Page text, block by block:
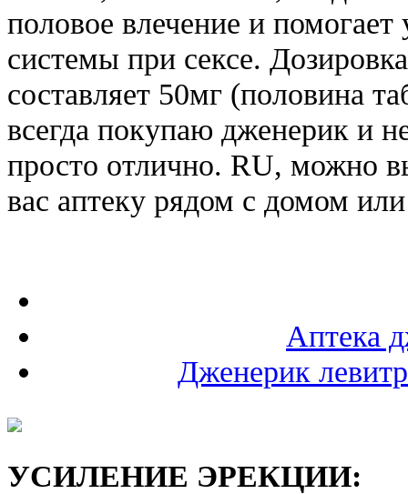
половое влечение и
системы при сексе.
составляет 50мг (половина
всегда покупаю дженерик и
просто отлично. RU, можно
вас аптеку рядом с домом
Аптека
Дженерик
УСИЛЕНИЕ ЭРЕКЦИИ: